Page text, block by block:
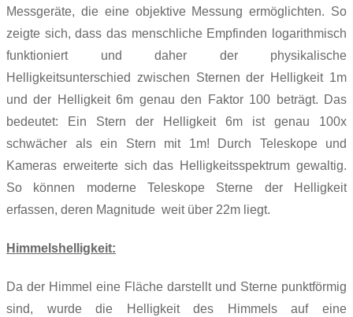
Messgeräte, die eine objektive Messung ermöglichten. So
zeigte sich, dass das menschliche Empfinden logarithmisch
funktioniert und daher der physikalische
Helligkeitsunterschied zwischen Sternen der Helligkeit 1m
und der Helligkeit 6m genau den Faktor 100 beträgt. Das
bedeutet: Ein Stern der Helligkeit 6m ist genau 100x
schwächer als ein Stern mit 1m!
Durch Teleskope und
Kameras erweiterte sich das Helligkeitsspektrum gewaltig.
So können moderne Teleskope Sterne der Helligkeit
erfassen, deren Magnitude weit über 22m liegt.
Himmelshelligkeit:
Da der Himmel eine Fläche darstellt und Sterne punktförmig
sind, wurde die Helligkeit des Himmels auf eine